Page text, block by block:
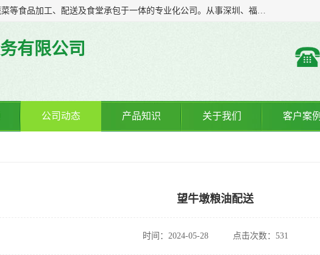
广东食安膳食管理服务有限公司是一家集干货粮油、肉禽蔬菜等食品加工、配送及食堂承包于一体的专业化公司。从事深圳、福永、公明、沙井、松岗等地区的蔬菜配送服务。 专业的服务队伍，以及完善的服务机制，经过多年的努力拼搏，赢得了广大客户的信赖和支持。
有限公司
公司动态 产品知识 关于我们 客户案例
望牛墩粮油配送
时间：2024-05-28 点击次数：531